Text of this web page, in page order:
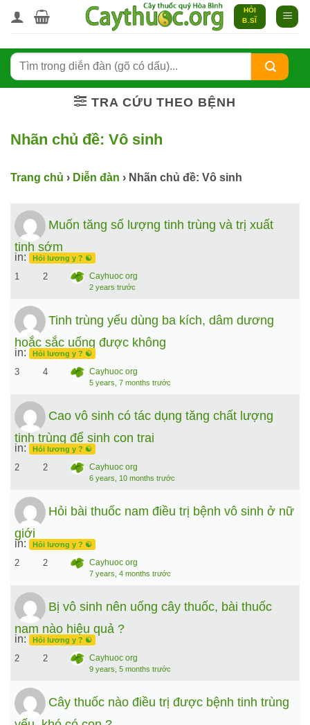
qua
dung
HỎI
B.SĨ
TRA CỨU THEO BỆNH
Nhãn chủ đề: Vô sinh
Trang chủ › Diễn đàn › Nhãn chủ đề: Vô sinh
Muốn tăng số lượng tinh trùng và trị xuất
tinh sớm
in: Hỏi lương y ? ☯️
1 2 Cayhuoc org
2 years trước
Tinh trùng yếu dùng ba kích, dâm dương
hoắc sắc uống được không
in: Hỏi lương y ? ☯️
3 4 Cayhuoc org
5 years, 7 months trước
Cao vô sinh có tác dụng tăng chất lượng
tinh trùng để sinh con trai
in: Hỏi lương y ? ☯️
2 2 Cayhuoc org
6 years, 10 months trước
Hỏi bài thuốc nam điều trị bệnh vô sinh ở nữ
giới
in: Hỏi lương y ? ☯️
2 2 Cayhuoc org
7 years, 4 months trước
Bị vô sinh nên uống cây thuốc, bài thuốc
nam nào hiệu quả ?
in: Hỏi lương y ? ☯️
2 2 Cayhuoc org
9 years, 5 months trước
Cây thuốc nào điều trị được bệnh tinh trùng